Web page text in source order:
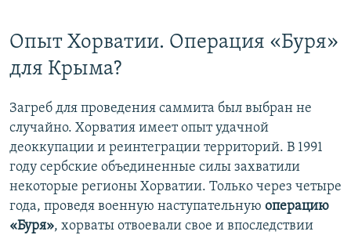
Опыт Хорватии. Операция «Буря»
для Крыма?
Загреб для проведения саммита был выбран не
случайно. Хорватия имеет опыт удачной
деоккупации и реинтеграции территорий. В 1991
году сербские объединенные силы захватили
некоторые регионы Хорватии. Только через четыре
года, проведя военную наступательную операцию
«Буря», хорваты отвоевали свое и впоследствии